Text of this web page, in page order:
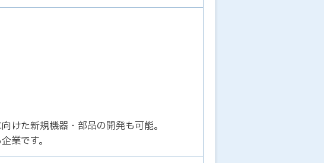
けた新規機器・部品の開発も可能。
業です。